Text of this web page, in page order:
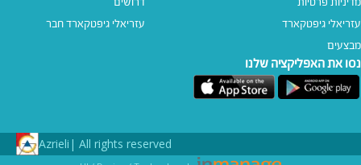
עזריאלי גיפטקארד
מבצעים
עזריאלי גיפטקארד חבר‎
נסו את האפליקציה שלנו
All rights reserved |
Azrieli